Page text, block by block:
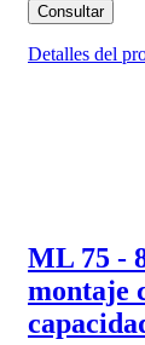
Consultar
Detalles del
ML 75 -
montaje